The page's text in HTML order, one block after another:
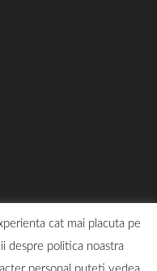
cat mai placuta pe
despre politica noastra